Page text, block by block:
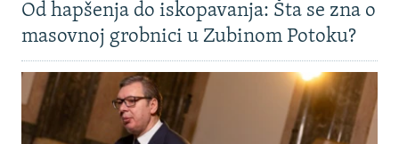
Od hapšenja do iskopavanja: Šta se zna o
masovnoj grobnici u Zubinom Potoku?